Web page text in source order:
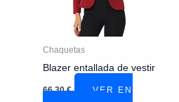
Chaquetas
Blazer entallada de vestir
66,30€
VER EN